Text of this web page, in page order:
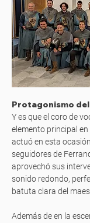
Protagonismo
Y es que el coro de
elemento principal en
actuó en esta
seguidores de
aprovechó sus
sonido redondo,
batuta clara del
Además de en la